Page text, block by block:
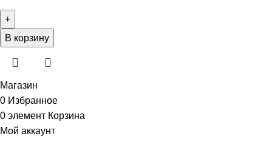
В корзину
Магазин
0 Избранное
0 элемент Корзина
Мой аккаунт